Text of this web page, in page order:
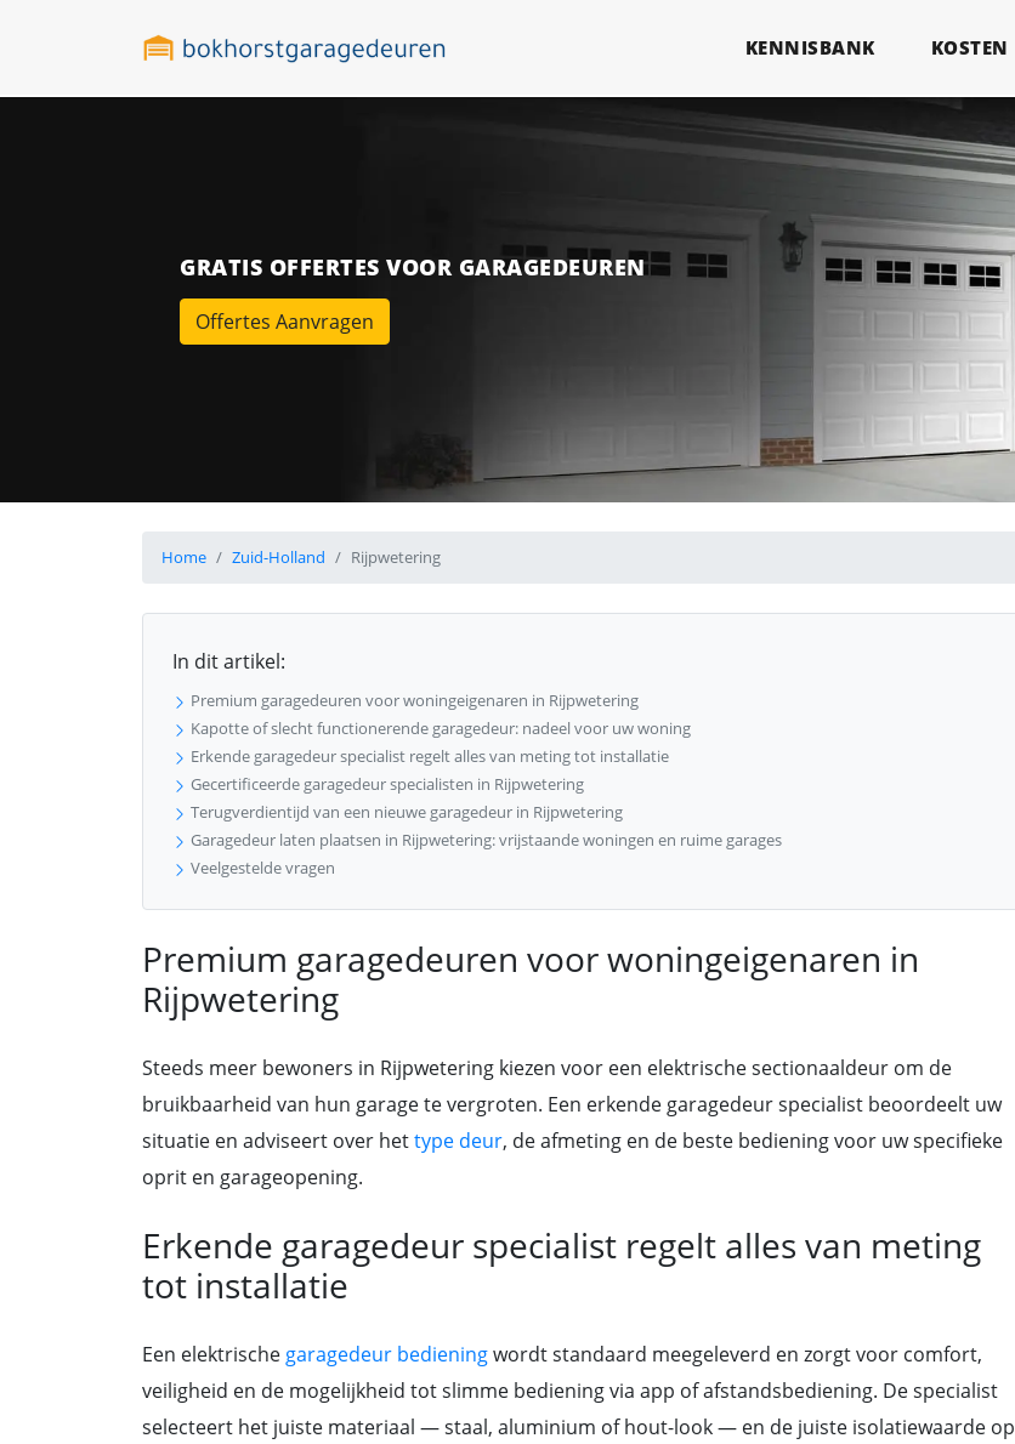
KENNISBANK KOSTEN
GRATIS OFFERTES VOOR GARAGEDEUREN
Offertes Aanvragen
Home Zuid-Holland Rijpwetering
In dit artikel:
Premium garagedeuren voor woningeigenaren in Rijpwetering
Kapotte of slecht functionerende garagedeur: nadeel voor uw woning
Erkende garagedeur specialist regelt alles van meting tot installatie
Gecertificeerde garagedeur specialisten in Rijpwetering
Terugverdientijd van een nieuwe garagedeur in Rijpwetering
Garagedeur laten plaatsen in Rijpwetering: vrijstaande woningen en ruime garages
Veelgestelde vragen
Premium garagedeuren voor woningeigenaren in
Rijpwetering
Steeds meer bewoners in Rijpwetering kiezen voor een elektrische sectionaaldeur om de
bruikbaarheid van hun garage te vergroten. Een erkende garagedeur specialist beoordeelt uw
situatie en adviseert over hettype deur, de afmeting en de beste bediening voor uw specifieke
oprit en garageopening.
Erkende garagedeur specialist regelt alles van meting
tot installatie
Een elektrische garagedeur bedieningwordt standaard meegeleverd en zorgt voor comfort,
veiligheid en de mogelijkheid tot slimme bediening via app of afstandsbediening. De specialist
selecteert het juiste materiaal — staal, aluminium of hout-look — en de juiste isolatiewaarde op